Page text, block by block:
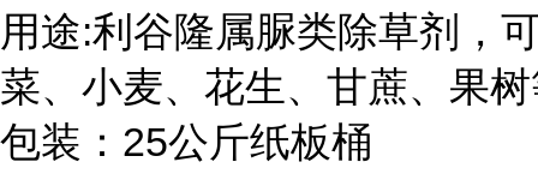
用途:利谷隆属脲类除草剂，
菜、小麦、花生、甘蔗、果
包装：25公斤纸板桶